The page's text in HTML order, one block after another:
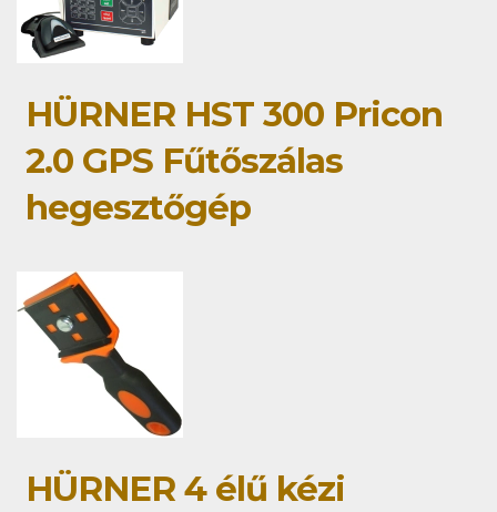
HÜRNER HST 300 Pricon
2.0 GPS Fűtőszálas
hegesztőgép
HÜRNER 4 élű kézi